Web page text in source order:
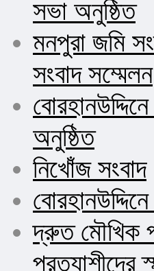
সভা অনুষ্ঠিত
মনপুরা জমি
সংবাদ সম্মেলন
অনুষ্ঠিত
নিখোঁজ সংবাদ
দ্রুত মৌখিক
প্রত্যাশীদের